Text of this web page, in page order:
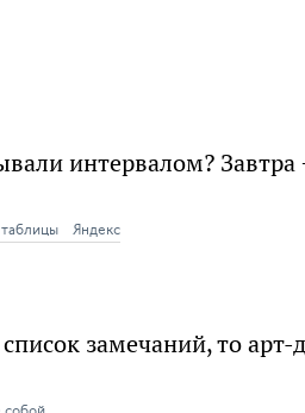
интервалом?
таблицы Яндекс
замечаний, то